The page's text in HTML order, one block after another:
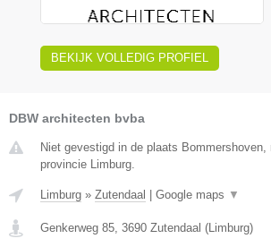
BEKIJK VOLLEDIG PROFIEL
DBW architecten bvba
Niet gevestigd in de plaats Bommershoven,
provincie Limburg.
Limburg » Zutendaal Google maps ▼
Genkerweg 85 3690 Zutendaal ( Limburg)